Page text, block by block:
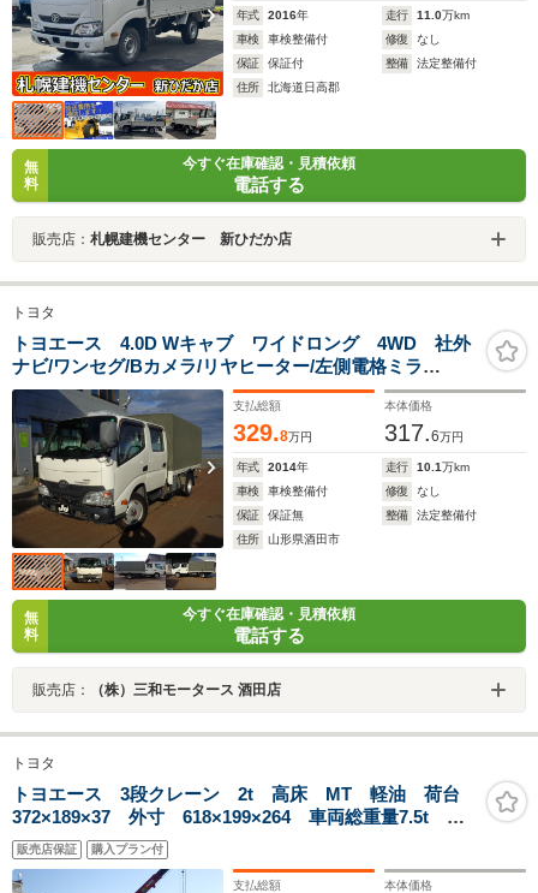
年式 2016年 走行 11.0万km
車検
車検整備付 修復
なし
保証
保証付 整備
法定整備付
住所
北海道日高郡
無
料
今すぐ在庫確認・見積依頼
電話する
販売店： 札幌建機センター 新ひだか店
トヨタ
トヨエース 4.0D Wキャブ ワイドロング 4WD 社外
ナビ/ワンセグ/Bカメラ/リヤヒーター/左側電格ミラ
ー/ETC/パートタイム4WD/キーレス/フォグランプ
支払総額
329.8万円
本体価格
317.6万円
年式 2014年 走行 10.1万km
車検
車検整備付 修復
なし
保証
保証無 整備
法定整備付
住所
山形県酒田市
無
料
今すぐ在庫確認・見積依頼
電話する
販売店： （株）三和モータース 酒田店
トヨタ
トヨエース 3段クレーン 2t 高床 MT 軽油 荷台
372×189×37 外寸 618×199×264 車両総重量7.5t 準
中型免許証 1ナンバー エンジン型式 N04C
4000CC 保証付 小型 トラック ワイド ロング
販売店保証 購入プラン付
支払総額 本体価格